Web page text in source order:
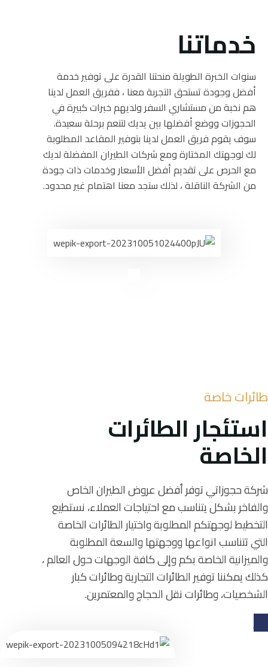
خدماتنا
سنوات الخبرة الطويلة منحتنا القدرة على توفير خدمة
أفضل وجودة تستحق التجربة معنا ، ففريق العمل لدينا
هم نخبة من مستشاري السفر ولديهم خبرات كبيرة في
الحجوزات ووضع أفضلها بين يديك لتنعم برحلة سعيدة.
سوف يقوم فريق العمل لدينا بتوفير المقاعد المطلوبة
لك لوجهتك المختارة ومع شركات الطيران المفضلة لديك
مع الحرص على تقديم أفضل الأسعار وخدمات ذات جودة
من الشركة الناقلة ، لذلك ستجد معنا اهتمام غير محدود.
طائرات خاصة
استئجار الطائرات
الخاصة
شركة حجوزاتي توفر أفضل عروض الطيران الخاص
والفاخر بشكل يتناسب مع احتياجات العملاء، نستطيع
التخطيط لوجهتكم المطلوبة واختيار الطائرات الخاصة
التي تتناسب انواعها ووجهتها والسعة المطلوبة
والميزانية الخاصة بكم وإلى كافة الوجهات حول العالم ،
كذلك يمكننا توفير الطائرات التجارية وطائرات كبار
الشخصيات، وطائرات نقل الحجاج والمعتمرين.